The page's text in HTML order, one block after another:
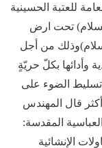
للعتبة الحسينية
تحت ارض
من أجل
وأدائها بكلّ حريّةٍ
الضوء على
قال المهندس
المقدسة:
الإنشائية